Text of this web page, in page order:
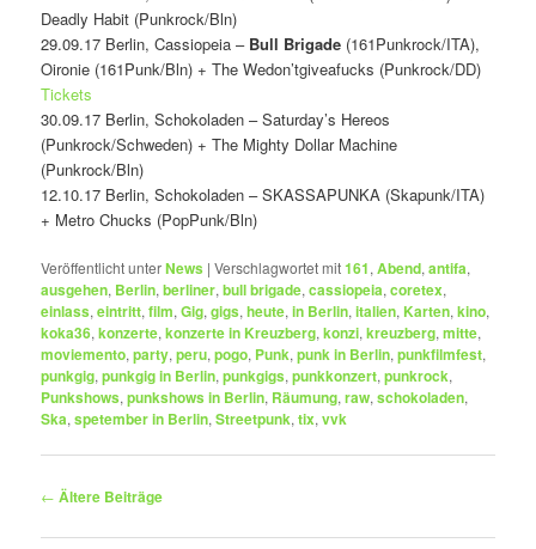
Deadly Habit (Punkrock/Bln)
29.09.17 Berlin, Cassiopeia – Bull Brigade (161Punkrock/ITA),
Oironie (161Punk/Bln) + The Wedon’tgiveafucks (Punkrock/DD)
Tickets
30.09.17 Berlin, Schokoladen – Saturday’s Hereos
(Punkrock/Schweden) + The Mighty Dollar Machine
(Punkrock/Bln)
12.10.17 Berlin, Schokoladen – SKASSAPUNKA (Skapunk/ITA)
+ Metro Chucks (PopPunk/Bln)
Veröffentlicht unterNews |Verschlagwortet mit161,Abend,antifa,
ausgehen, Berlin,berliner,bull brigade,cassiopeia,coretex,
einlass,eintritt,film,Gig,gigs,heute,in Berlin,italien, Karten,kino,
koka36,konzerte,konzerte in Kreuzberg,konzi,kreuzberg,mitte,
moviemento,party,peru,pogo, Punk,punk in Berlin,punkfilmfest,
punkgig,punkgig in Berlin,punkgigs,punkkonzert,punkrock,
Punkshows,punkshows in Berlin, Räumung,raw,schokoladen,
Ska,spetember in Berlin,Streetpunk,tix,vvk
Beitragsnavigation
← Ältere Beiträge